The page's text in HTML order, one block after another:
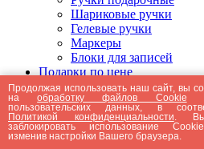
Шариковые ручки
Гелевые ручки
Маркеры
Блоки для записей
Подарки по цене
Подарки от 5000 рублей
Подарки до 5000
Подарки до 3000
Подарки до 2000
Подарки до 1000 рублей
Продолжая использовать наш сайт, вы
наобработку файлов Cookie и
пользовательских данных, в
Политикой конфиденциальности .
заблокировать использование
изменив настройки Вашего браузера.